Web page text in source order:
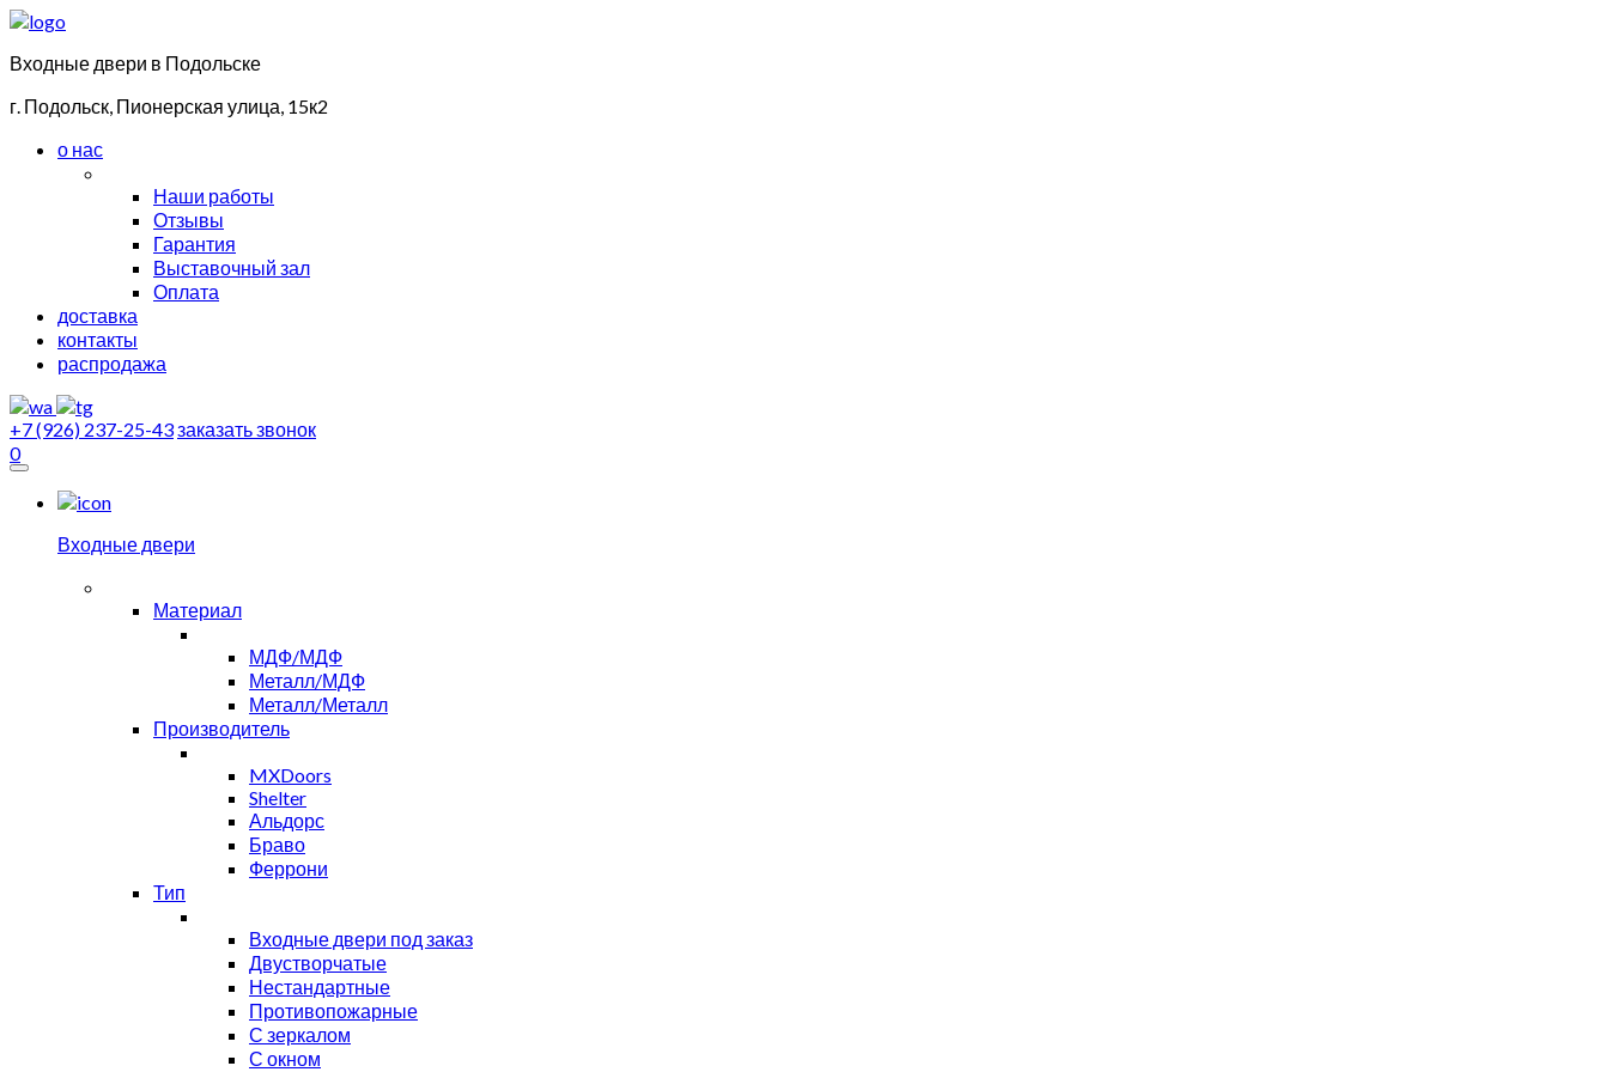
Входные двери в Подольске
г. Подольск, Пионерская улица, 15к2
о нас
Наши работы
Отзывы
Гарантия
Выставочный зал
Оплата
доставка
контакты
распродажа
+7 (926) 237-25-43заказать звонок
0
Входные двери
Материал
МДФ/МДФ
Металл/МДФ
Металл/Металл
Производитель
MXDoors
Shelter
Альдорс
Браво
Феррони
Тип
Входные двери под заказ
Двустворчатые
Нестандартные
Противопожарные
С зеркалом
С окном